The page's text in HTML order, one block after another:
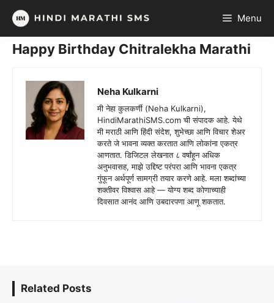
Skip
content
Menu
Happy Birthday Chitralekha Marathi
Neha Kulkarni
मी नेहा कुलकर्णी (Neha Kulkarni),
HindiMarathiSMS.com ची संपादक आहे. येथे
मी मराठी आणि हिंदी संदेश, शुभेच्छा आणि विचार शेअर
करते जे भावना व्यक्त करतात आणि लोकांना एकत्र
आणतात. डिजिटल लेखनात ८ वर्षांहून अधिक
अनुभवासह, माझे उद्दिष्ट परंपरा आणि भावना एकत्र
गुंफून अर्थपूर्ण सामग्री तयार करणे आहे. मला शब्दांच्या
शक्तीवर विश्वास आहे — योग्य शब्द कोणाच्याही
दिवसात आनंद आणि उबदारपणा आणू शकतात.
Related Posts